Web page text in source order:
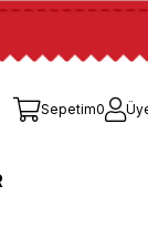
Sepetim0